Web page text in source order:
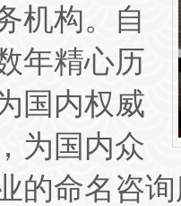
说实话，名字还是挺满意的，
师的讲解中才获取了很多新鲜
很不错的，我是给娃娃换名字
给他们一说人家又重新取了一
清楚。谢谢。
机构。自
年精心历
国内权威
为国内众
的命名咨